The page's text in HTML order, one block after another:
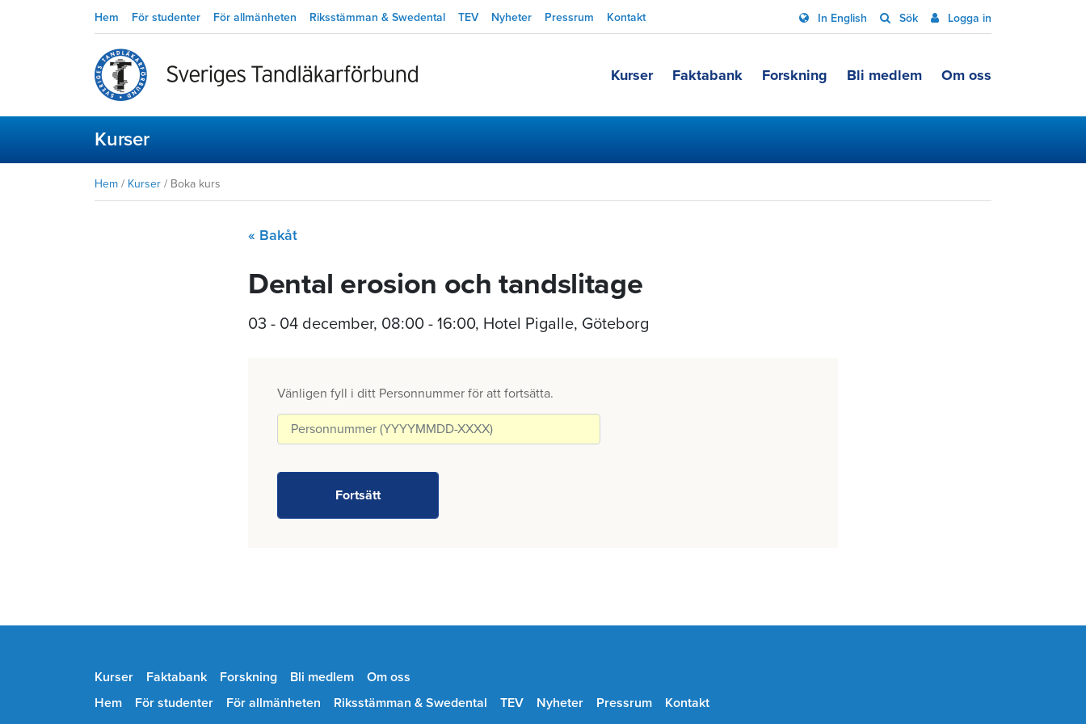
Hem För studenter För allmänheten Riksstämman & Swedental TEV Nyheter Pressrum Kontakt In English Sök Logga in
Kurser Faktabank Forskning Bli medlem Om oss
Kurser
Hem / Kurser / Boka kurs
« Bakåt
Dental erosion och tandslitage
03 - 04 december, 08:00 - 16:00, Hotel Pigalle, Göteborg
Vänligen fyll i ditt Personnummer för att fortsätta.
Kurser Faktabank Forskning Bli medlem
Om oss
Hem
För studenter För allmänheten Riksstämman & Swedental TEV Nyheter Pressrum Kontakt